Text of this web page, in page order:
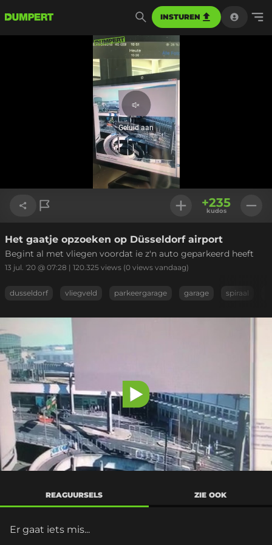
INSTUREN
Geluid
aan
Geluid aan
Geladen:
100.00%
Link kopiëren
+235
kudos
Het gaatje opzoeken op Düsseldorf airport
Begint al met vliegen voordat ie z'n auto geparkeerd heeft
13 jul. '20 @ 07:28 | 120.325 views (0 views vandaag)
dusseldorf vliegveld parkeergarage garage spiraal
Video
afspelen
REAGUURSELS ZIE OOK
Er gaat iets mis...